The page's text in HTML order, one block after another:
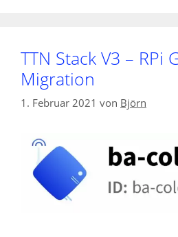
TTN Stack V3 – RPi
Migration
1. Februar 2021 von Björn